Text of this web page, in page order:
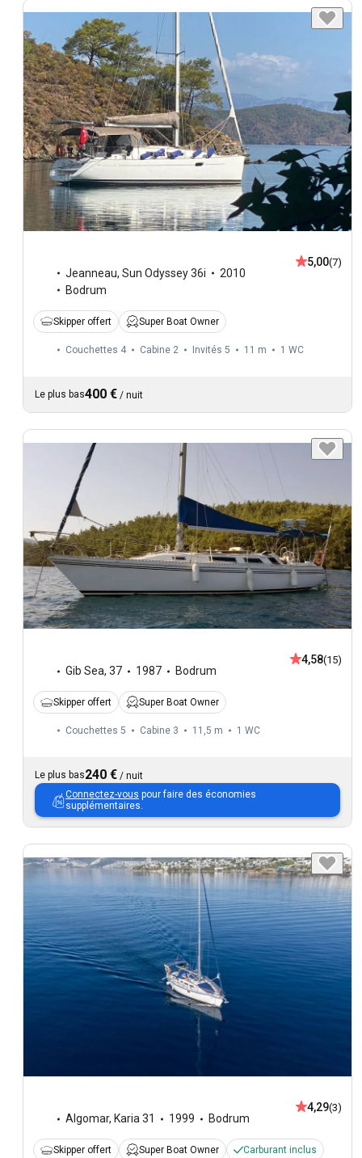
Jeanneau, Sun Odyssey 36i
2010
Bodrum
5,00(7)
Skipper offert Super Boat Owner
Couchettes 4 Cabine 2 Invités 5 11 m 1 WC
Le plus bas400 € / nuit
Gib Sea, 37 1987 Bodrum
4,58(15)
Skipper offert Super Boat Owner
Couchettes 5 Cabine 3 11,5 m 1 WC
Le plus bas240 € / nuit
Connectez-vous pour faire des économies
supplémentaires.
Algomar, Karia 31 1999 Bodrum
4,29(3)
Skipper offert Super Boat Owner Carburant inclus